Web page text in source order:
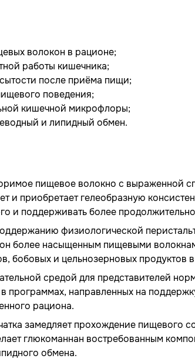
волокон в рационе;
работы кишечника;
после приёма пищи;
поведения;
кишечной микрофлоры;
и липидный обмен.
пищевое волокно с выраженной
и приобретает гелеобразную
и поддерживать более
физиологической
более насыщенным пищевыми
бобовых и цельнозерновых продуктов
средой для представителей
программах, направленных на
рациона.
замедляет прохождение пищевого
глюкоманнан востребованным
обмена.